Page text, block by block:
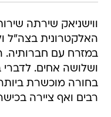
ווישניאק שירתה
האלקטרונית בצה"ל
במזרח עם חברותיה.
ושלושה אחים.
בחורה מוכשרת ביותר,
רבים ואף ציירה